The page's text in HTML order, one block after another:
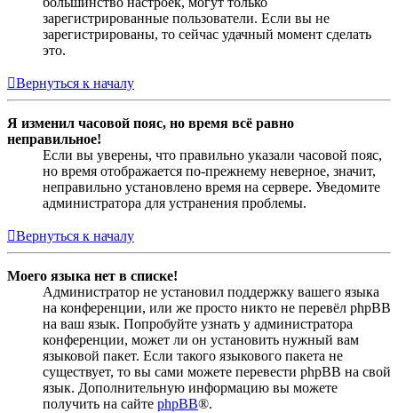
зарегистрированные пользователи. Если вы не
зарегистрированы, то сейчас удачный момент сделать
это.
Вернуться к началу
Я изменил часовой пояс, но время всё равно
неправильное!
Если вы уверены, что правильно указали часовой пояс,
но время отображается по-прежнему неверное, значит,
неправильно установлено время на сервере. Уведомите
администратора для устранения проблемы.
Вернуться к началу
Моего языка нет в списке!
Администратор не установил поддержку вашего языка
на конференции, или же просто никто не перевёл phpBB
на ваш язык. Попробуйте узнать у администратора
конференции, может ли он установить нужный вам
языковой пакет. Если такого языкового пакета не
существует, то вы сами можете перевести phpBB на свой
язык. Дополнительную информацию вы можете
получить на сайте phpBB®.